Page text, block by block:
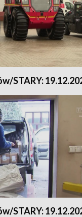
STARY:
STARY: